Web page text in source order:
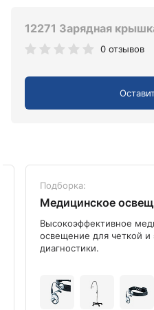
12271 Зарядная
0 отзывов
Подборка:
Медицинское
Высокоэффективное
освещение для четкой и
диагностики.